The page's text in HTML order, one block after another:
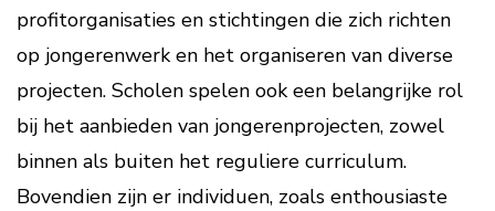
profitorganisaties en stichtingen die zich richten
op jongerenwerk en het organiseren van diverse
projecten. Scholen spelen ook een belangrijke rol
bij het aanbieden van jongerenprojecten, zowel
binnen als buiten het reguliere curriculum.
Bovendien zijn er individuen, zoals enthousiaste